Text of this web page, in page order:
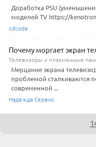
Доработка PSU
моделей TV https://
cdcode
Почему моргает экран
Телевизоры и плазменные
Мерцание экрана
проблемой сталкиваются
современной ...
Надежда Сервис